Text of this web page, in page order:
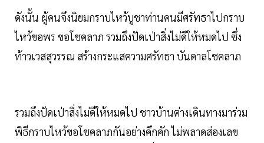
ดังนั้น ผู้คนจึงนิยมกราบไหว้บูชาท่านคนมีศรัทธาไปกราบ
ไหว้ขอพร ขอโชคลาภ รวมถึงปัดเป่าสิ่งไม่ดีให้หมดไป ซึ่ง
ท้าวเวสสุวรรณ สร้างกระแสความศรัทธา บันดาลโชคลาภ
รวมถึงปัดเป่าสิ่งไม่ดีให้หมดไป ชาวบ้านต่างเดินทางมาร่วม
พิธีกราบไหว้ขอโชคลาภกันอย่างคึกคัก ไม่พลาดส่องเลข